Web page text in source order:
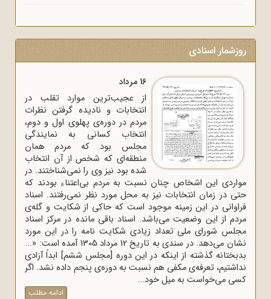
روزشمار اسنادی
16 مرداد
از عجیب‌ترین موارد تقلب در
انتخابات و نادیده گرفتن نظرات
مردم در دوره‌ی پهلوی اول و دوم،
انتخاب کسانی به نمایندگی
مجلس بود که مردم همان
منطقه‌ای که شخص از آن انتخاب
شده بود نیز وی را نمی‌شناختند. در
مواردی این اشخاص چنان نسبت به مردم بی‌اعتناء بودند که
حتی در زمان انتخابات نیز به محل مورد نظر نمی‌رفتند. اسناد
فراوانی در این زمینه موجود است که حاکی از شکایت و گله‌ی
مردم از این وضعیت می‌باشد. اسناد باقی مانده در مرکز اسناد
مجلس شورای ملی تعداد زیادی شکایت نامه را در این مورد
نشان می‌دهد. در سندی به تاریخ 12 مرداد 1305 آمده است: «...
بدبختانه گذشته از اینکه در این دوره [مجلس ششم] ابداً آزادی
نداشتیم، تعرفه‌ی مکفی هم نسبت به دوره‌ی پنجم داده نشد. اگر
کسی می‌خواست به میل خود...
ادامه مطلب